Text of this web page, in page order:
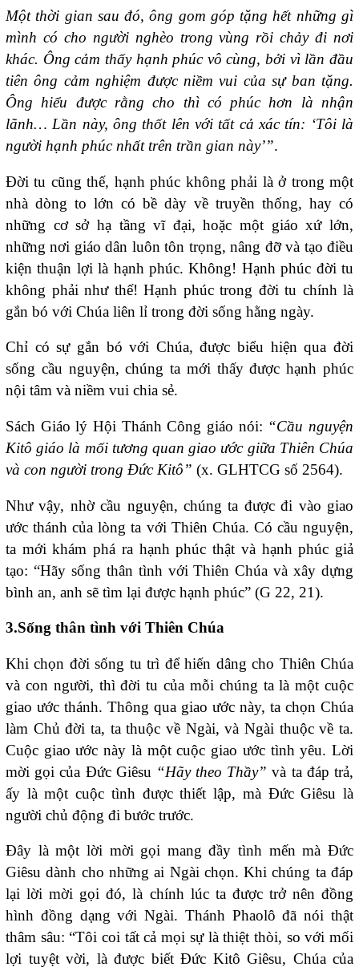
Một thời gian sau đó, ông gom góp tặng hết những gì
mình có cho người nghèo trong vùng rồi chảy đi nơi
khác. Ông cảm thấy hạnh phúc vô cùng, bởi vì lần đầu
tiên ông cảm nghiệm được niềm vui của sự ban tặng.
Ông hiểu được rằng cho thì có phúc hơn là nhận
lãnh… Lần này, ông thốt lên với tất cả xác tín: ‘Tôi là
người hạnh phúc nhất trên trần gian này’”.
Đời tu cũng thế, hạnh phúc không phải là ở trong một
nhà dòng to lớn có bề dày về truyền thống, hay có
những cơ sở hạ tầng vĩ đại, hoặc một giáo xứ lớn,
những nơi giáo dân luôn tôn trọng, nâng đỡ và tạo điều
kiện thuận lợi là hạnh phúc. Không! Hạnh phúc đời tu
không phải như thế! Hạnh phúc trong đời tu chính là
gắn bó với Chúa liên lỉ trong đời sống hằng ngày.
Chỉ có sự gắn bó với Chúa, được biểu hiện qua đời
sống cầu nguyện, chúng ta mới thấy được hạnh phúc
nội tâm và niềm vui chia sẻ.
Sách Giáo lý Hội Thánh Công giáo nói: “Cầu nguyện
Kitô giáo là mối tương quan giao ước giữa Thiên Chúa
và con người trong Đức Kitô” (x. GLHTCG số 2564).
Như vậy, nhờ cầu nguyện, chúng ta được đi vào giao
ước thánh của lòng ta với Thiên Chúa. Có cầu nguyện,
ta mới khám phá ra hạnh phúc thật và hạnh phúc giả
tạo: “Hãy sống thân tình với Thiên Chúa và xây dựng
bình an, anh sẽ tìm lại được hạnh phúc” (G 22, 21).
3.Sống thân tình với Thiên Chúa
Khi chọn đời sống tu trì để hiến dâng cho Thiên Chúa
và con người, thì đời tu của mỗi chúng ta là một cuộc
giao ước thánh. Thông qua giao ước này, ta chọn Chúa
làm Chủ đời ta, ta thuộc về Ngài, và Ngài thuộc về ta.
Cuộc giao ước này là một cuộc giao ước tình yêu. Lời
mời gọi của Đức Giêsu “Hãy theo Thầy” và ta đáp trả,
ấy là một cuộc tình được thiết lập, mà Đức Giêsu là
người chủ động đi bước trước.
Đây là một lời mời gọi mang đầy tình mến mà Đức
Giêsu dành cho những ai Ngài chọn. Khi chúng ta đáp
lại lời mời gọi đó, là chính lúc ta được trở nên đồng
hình đồng dạng với Ngài. Thánh Phaolô đã nói thật
thâm sâu: “Tôi coi tất cả mọi sự là thiệt thòi, so với mối
lợi tuyệt vời, là được biết Ðức Kitô Giêsu, Chúa của